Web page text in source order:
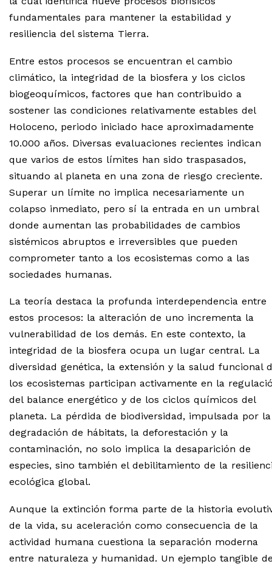
fundamentales para mantener la estabilidad y
resiliencia del sistema Tierra.
Entre estos procesos se encuentran el cambio
climático, la integridad de la biosfera y los ciclos
biogeoquímicos, factores que han contribuido a
sostener las condiciones relativamente estables del
Holoceno, periodo iniciado hace aproximadamente
10.000 años. Diversas evaluaciones recientes indican
que varios de estos límites han sido traspasados,
situando al planeta en una zona de riesgo creciente.
Superar un límite no implica necesariamente un
colapso inmediato, pero sí la entrada en un umbral
donde aumentan las probabilidades de cambios
sistémicos abruptos e irreversibles que pueden
comprometer tanto a los ecosistemas como a las
sociedades humanas.
La teoría destaca la profunda interdependencia entre
estos procesos: la alteración de uno incrementa la
vulnerabilidad de los demás. En este contexto, la
integridad de la biosfera ocupa un lugar central. La
diversidad genética, la extensión y la salud funcional
los ecosistemas participan activamente en la
del balance energético y de los ciclos químicos del
planeta. La pérdida de biodiversidad, impulsada por la
degradación de hábitats, la deforestación y la
contaminación, no solo implica la desaparición de
especies, sino también el debilitamiento de la
ecológica global.
Aunque la extinción forma parte de la historia
de la vida, su aceleración como consecuencia de la
actividad humana cuestiona la separación moderna
entre naturaleza y humanidad. Un ejemplo tangible